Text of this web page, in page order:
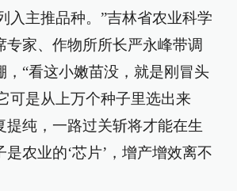
入主推品种。”吉林省农业科学
专家、作物所所长严永峰带调
，“看这小嫩苗没，就是刚冒头
可是从上万个种子里选出来
提纯，一路过关斩将才能在生
农业的‘芯片’，增产增效离不